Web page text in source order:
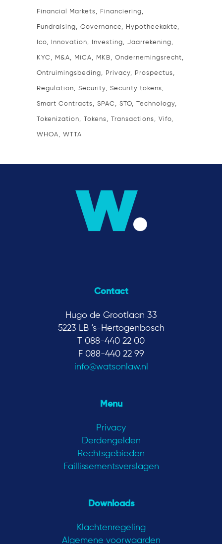
Financial Markets Financiering
Fundraising Governance Hypotheekakte
Ico Innovation Investing Jaarrekening
KYC M&A MiCA MKB Ondernemingsrecht
Ontruimingsbeding Privacy Prospectus
Regulation Security Security tokens
Smart Contracts SPAC STO Technology
Tokenization Tokens Transactions Vifo
WHOA WTTA
Contact
Hugo de Grootlaan 33
5223 LB ‘s-Hertogenbosch
T 088-440 22 00
F 088-440 22 99
info@watsonlaw.nl
Menu
Privacy
Derdengelden
Rechtsgebieden
Faillissementsverslagen
Downloads
Klachtenregeling
Algemene voorwaarden